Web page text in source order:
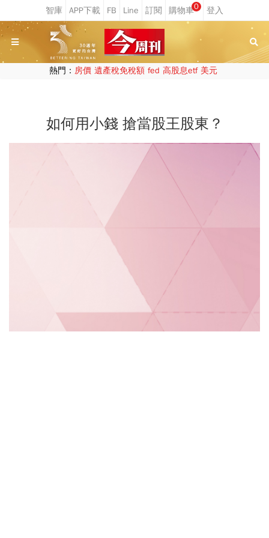
0
熱門： 房價 遺產稅免稅額 fed 高股息etf 美元
如何用小錢 搶當股王股東？